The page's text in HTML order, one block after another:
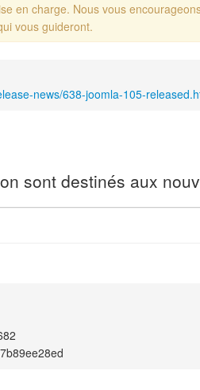
en charge. Nous vous
vous guideront.
news/638-joomla-105-
sont destinés aux